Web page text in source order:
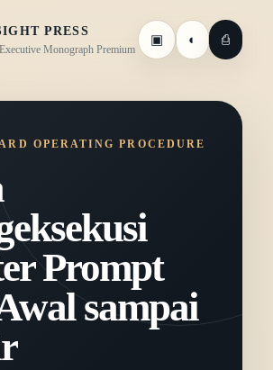
PRESS
Monograph Premium
▣ ◐ ⎙
OPERATING PROCEDURE
Prompt
sampai